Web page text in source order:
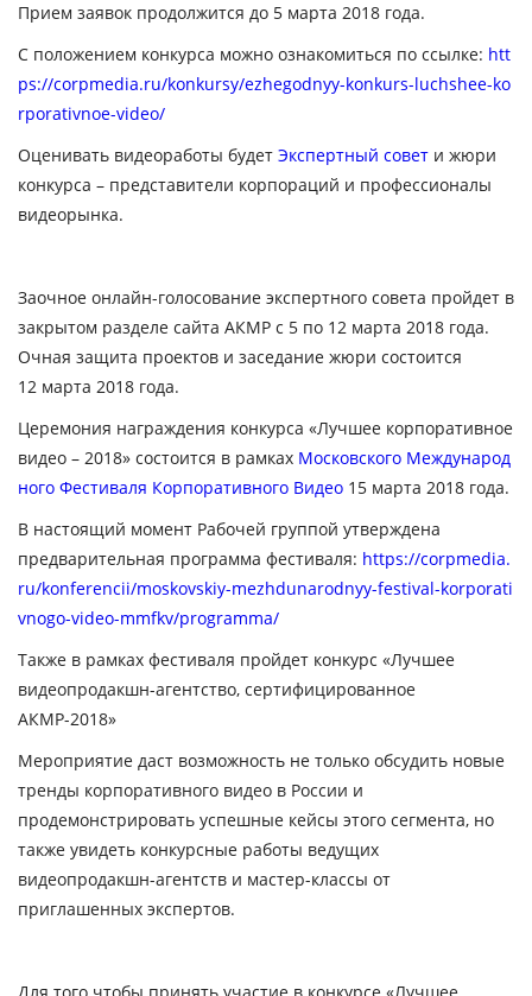
Прием заявок продолжится до 5 марта 2018 года.
С положением конкурса можно ознакомиться по ссылке: htt
ps://corpmedia.ru/konkursy/ezhegodnyy-konkurs-luchshee-ko
rporativnoe-video/
Оценивать видеоработы будет Экспертный совет и жюри
конкурса – представители корпораций и профессионалы
видеорынка.
Заочное онлайн-голосование экспертного совета пройдет в
закрытом разделе сайта АКМР с 5 по 12 марта 2018 года.
Очная защита проектов и заседание жюри состоится
12 марта 2018 года.
Церемония награждения конкурса «Лучшее корпоративное
видео – 2018» состоится в рамках Московского Международ
ного Фестиваля Корпоративного Видео 15 марта 2018 года.
В настоящий момент Рабочей группой утверждена
предварительная программа фестиваля: https://corpmedia.
ru/konferencii/moskovskiy-mezhdunarodnyy-festival-korporati
vnogo-video-mmfkv/programma/
Также в рамках фестиваля пройдет конкурс «Лучшее
видеопродакшн-агентство, сертифицированное
АКМР-2018»
Мероприятие даст возможность не только обсудить новые
тренды корпоративного видео в России и
продемонстрировать успешные кейсы этого сегмента, но
также увидеть конкурсные работы ведущих
видеопродакшн-агентств и мастер-классы от
приглашенных экспертов.